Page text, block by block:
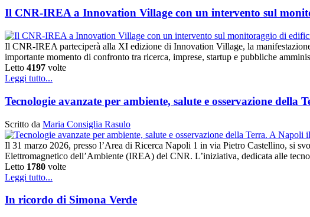
Il CNR-IREA a Innovation Village con un intervento sul
Il CNR-IREA parteciperà alla XI edizione di Innovation Village, la
importante momento di confronto tra ricerca, imprese, startup e pubbliche
Letto 4197 volte
Leggi tutto...
Tecnologie avanzate per ambiente, salute e osservazione
Scritto da Maria Consiglia Rasulo
Il 31 marzo 2026, presso l’Area di Ricerca Napoli 1 in via Pietro Castellino, si
Elettromagnetico dell’Ambiente (IREA) del CNR. L’iniziativa, dedicata alle
Letto 1780 volte
Leggi tutto...
In ricordo di Simona Verde